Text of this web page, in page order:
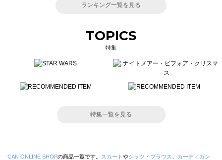
ランキング一覧を見る
TOPICS
特集
特集一覧を見る
CAN ONLINE SHOPの商品一覧です。 スカート やシャツ・ブラウス
カーディガン